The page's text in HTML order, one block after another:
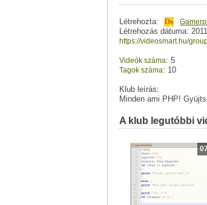
Létrehozta:
Létrehozás dátuma:
https://videosmart.hu/
Videók száma: 5
Tagok száma: 10
Klub leírás:
Minden ami PHP!
A klub legutóbbi